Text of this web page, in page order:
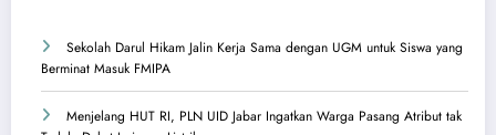
Sekolah Darul Hikam Jalin Kerja Sama dengan UGM untuk Siswa yang
Berminat Masuk FMIPA
Menjelang HUT RI, PLN UID Jabar Ingatkan Warga Pasang Atribut tak